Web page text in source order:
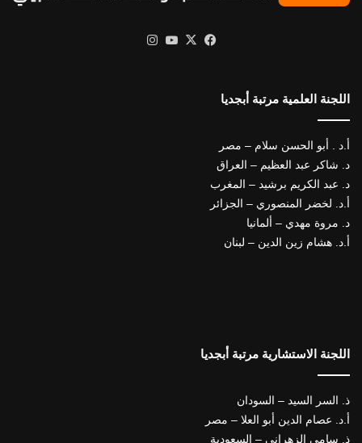
فيسبوك
X يوتيوب
اللجنة العلمية مرتبة أبجديا
أ.د . أبو الحسن سلام – مصر
د. شاكر عبد العظيم – العراق
د. عبد الكريم برشيد – المغرب
أ.د. لخضر المنصوري – الجزائر
د. مروة مهدي – ألمانيا
أ.د. هشام زين الدين – لبنان
اللجنة الاستشارية مرتبة أبجديا
ذ. السر السيد – السودان
أ.د. عصام الدين أبو العلا – مصر
ذ. سامي الزهراني – السعودية